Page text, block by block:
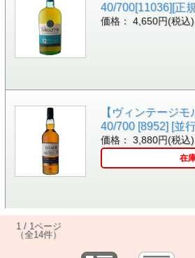
40/700[11036][正
価格： 4,650円(税込)
【ヴィンテージ
40/700 [8952] [並
価格： 3,880円(税込)
在
1 / 1ページ
（全14件）